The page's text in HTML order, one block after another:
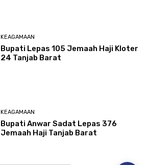
KEAGAMAAN
Bupati Lepas 105 Jemaah Haji Kloter
24 Tanjab Barat
KEAGAMAAN
Bupati Anwar Sadat Lepas 376
Jemaah Haji Tanjab Barat